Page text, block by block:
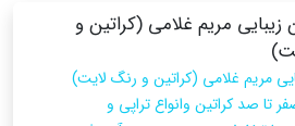
زیبایی مریم غلامی (کراتین و
مریم غلامی (کراتین و رنگ لایت)
تا صد كراتين وانواع تراپي و